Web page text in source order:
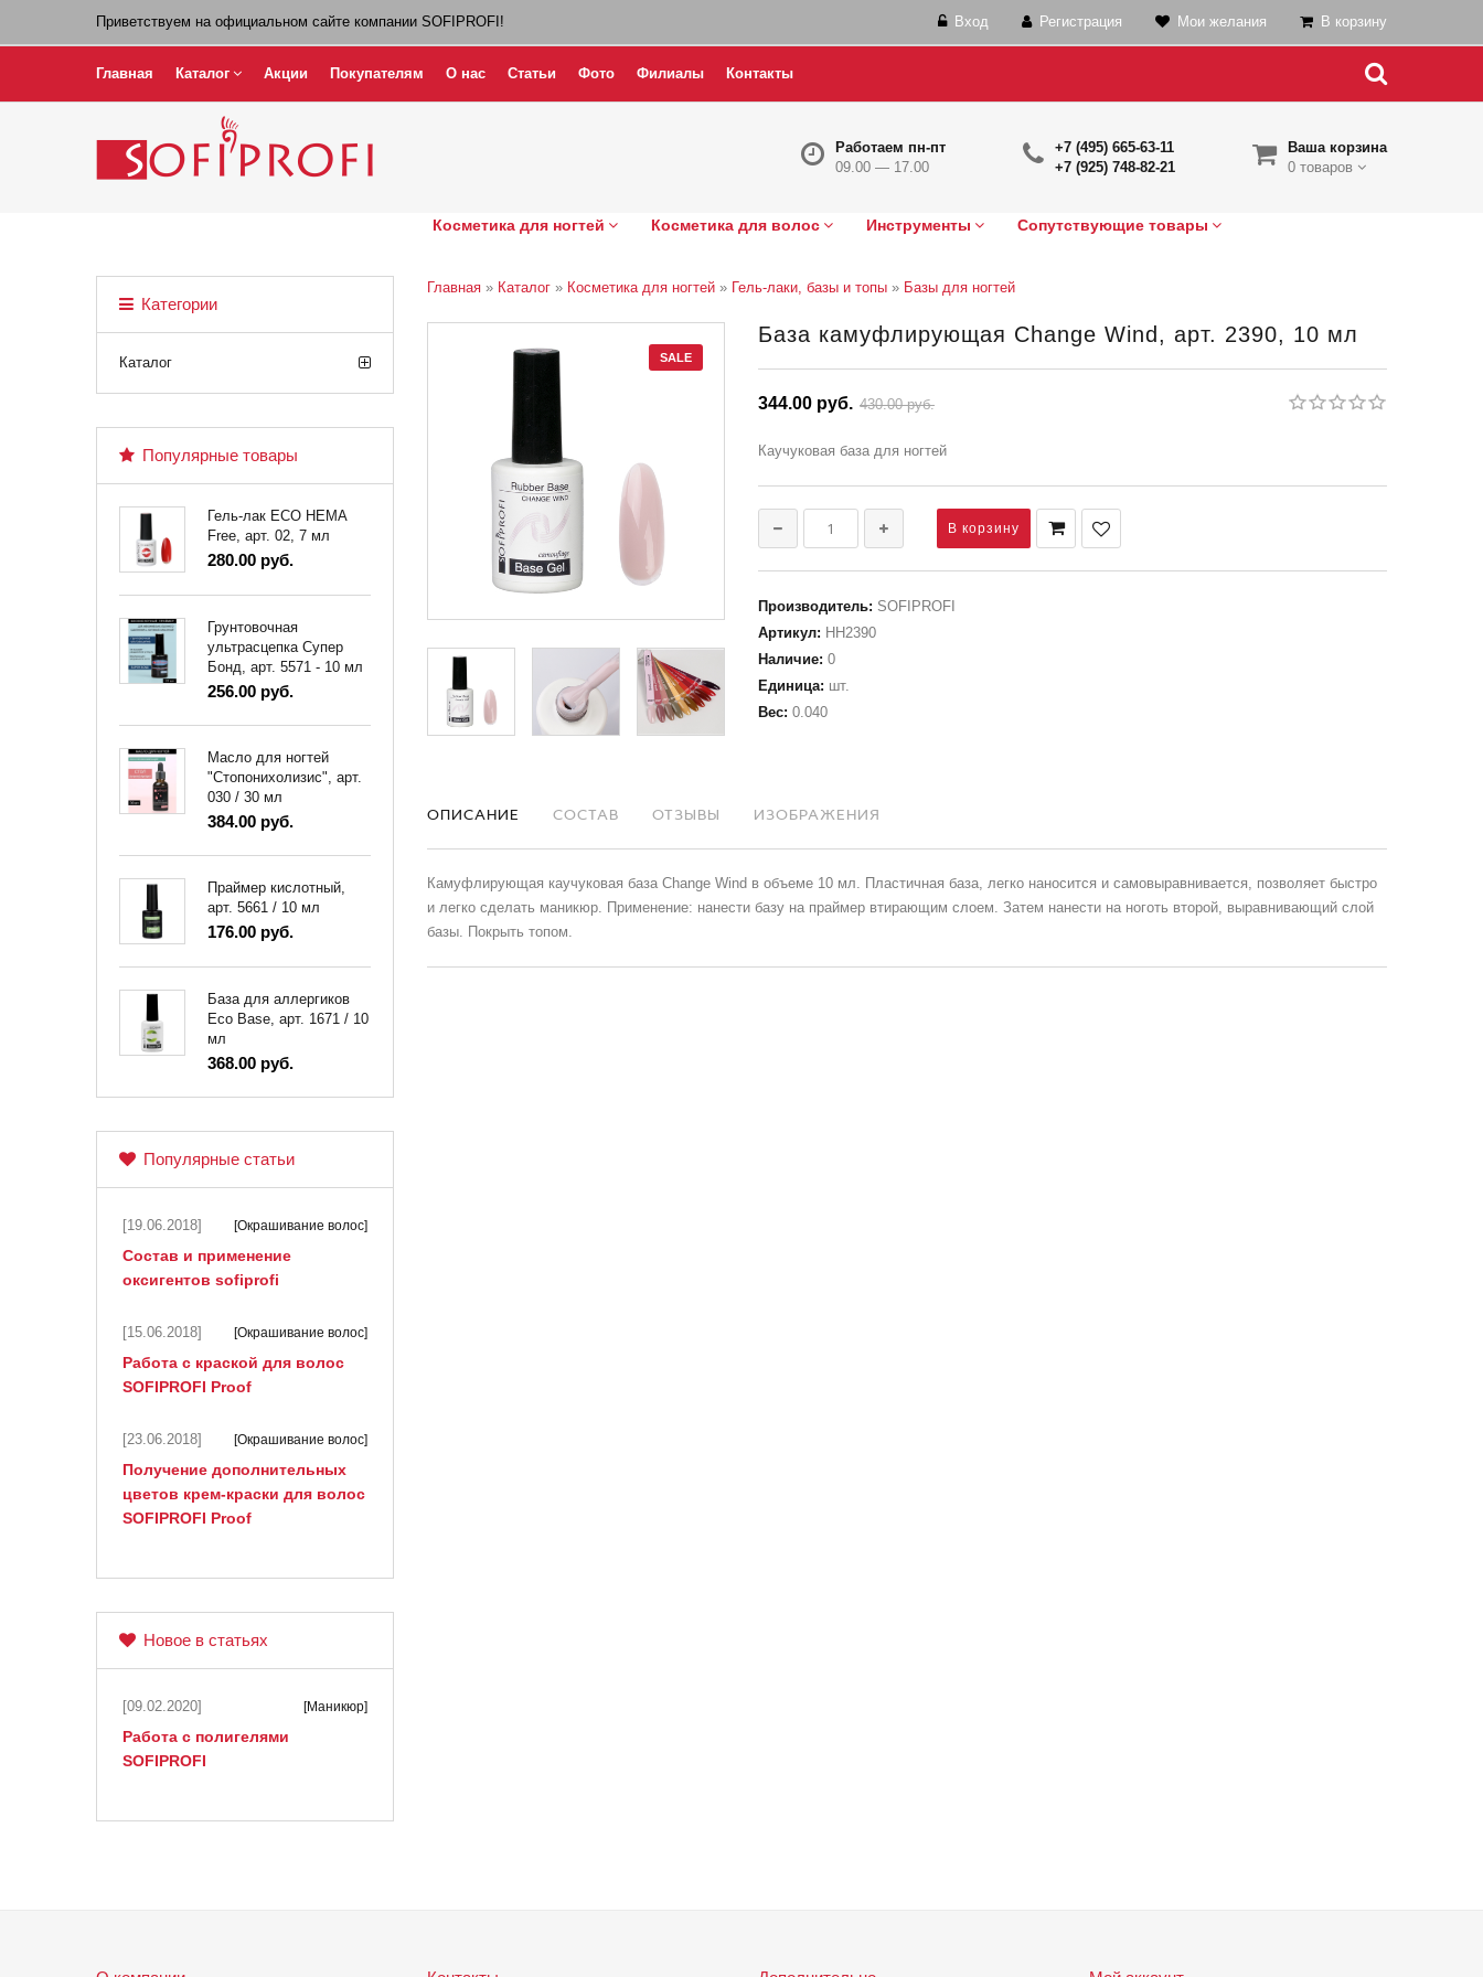
Приветствуем на официальном сайте компании SOFIPROFI! Вход Регистрация Мои желания В корзину
Главная Каталог Акции Покупателям О нас Статьи Фото Филиалы Контакты
Ваша корзина
0 товаров
+7 (495) 665-63-11
+7 (925) 748-82-21
Работаем пн-пт
09.00 — 17.00
Косметика для ногтей Косметика для волос Инструменты Сопутствующие товары
Главная » Каталог » Косметика для ногтей » Гель-лаки, базы и топы » Базы для ногтей
SALE
База камуфлирующая Change Wind, арт. 2390, 10 мл
344.00 руб. 430.00 руб.
Каучуковая база для ногтей
Производитель: SOFIPROFI
Артикул: НН2390
Наличие: 0
Единица: шт.
Вес: 0.040
ОПИСАНИЕ СОСТАВ ОТЗЫВЫ ИЗОБРАЖЕНИЯ
Камуфлирующая каучуковая база Change Wind в объеме 10 мл. Пластичная база, легко наносится и самовыравнивается, позволяет быстро
и легко сделать маникюр. Применение: нанести базу на праймер втирающим слоем. Затем нанести на ноготь второй, выравнивающий слой
базы. Покрыть топом.
Категории
Каталог
Популярные товары
Гель-лак ECO HEMA
Free, арт. 02, 7 мл
280.00 руб.
Грунтовочная
ультрасцепка Супер
Бонд, арт. 5571 - 10 мл
256.00 руб.
Масло для ногтей
"Стопонихолизис", арт.
030 / 30 мл
384.00 руб.
Праймер кислотный,
арт. 5661 / 10 мл
176.00 руб.
База для аллергиков
Eco Base, арт. 1671 / 10
мл
368.00 руб.
Популярные статьи
[19.06.2018] [Окрашивание волос]
Состав и применение
оксигентов sofiprofi
[15.06.2018] [Окрашивание волос]
Работа с краской для волос
SOFIPROFI Proof
[23.06.2018] [Окрашивание волос]
Получение дополнительных
цветов крем-краски для волос
SOFIPROFI Proof
Новое в статьях
[09.02.2020] [Маникюр]
Работа с полигелями
SOFIPROFI